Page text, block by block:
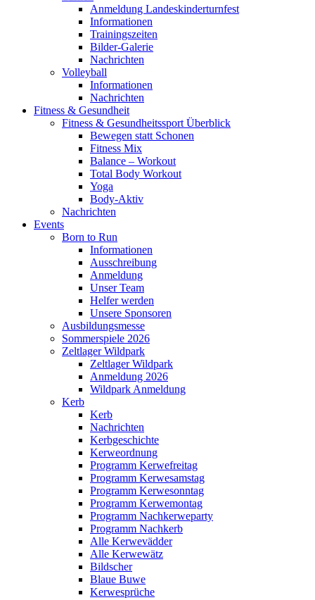
Anmeldung Landeskinderturnfest
Informationen
Trainingszeiten
Bilder-Galerie
Nachrichten
Volleyball
Informationen
Nachrichten
Fitness & Gesundheit
Fitness & Gesundheitssport Überblick
Bewegen statt Schonen
Fitness Mix
Balance – Workout
Total Body Workout
Yoga
Body-Aktiv
Nachrichten
Events
Born to Run
Informationen
Ausschreibung
Anmeldung
Unser Team
Helfer werden
Unsere Sponsoren
Ausbildungsmesse
Sommerspiele 2026
Zeltlager Wildpark
Zeltlager Wildpark
Anmeldung 2026
Wildpark Anmeldung
Kerb
Kerb
Nachrichten
Kerbgeschichte
Kerweordnung
Programm Kerwefreitag
Programm Kerwesamstag
Programm Kerwesonntag
Programm Kerwemontag
Programm Nachkerweparty
Programm Nachkerb
Alle Kerwevädder
Alle Kerwewätz
Bildscher
Blaue Buwe
Kerwesprüche